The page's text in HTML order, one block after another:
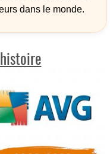
dans le monde.